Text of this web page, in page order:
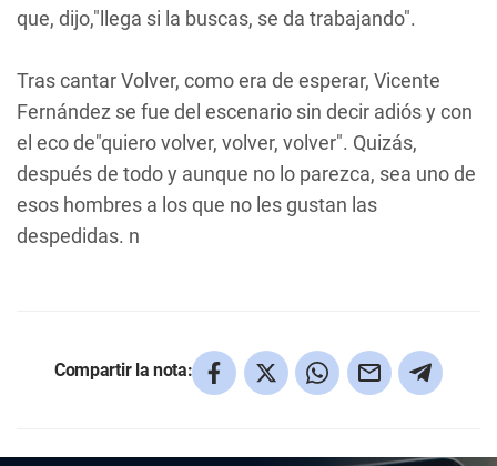
que, dijo,"llega si la buscas, se da trabajando".
Tras cantarVolver, como era de esperar, Vicente
Fernández se fue del escenario sin decir adiós y con
el eco de"quiero volver, volver, volver". Quizás,
después de todo y aunque no lo parezca, sea uno de
esos hombres a los que no les gustan las
despedidas. n
Compartir la nota: